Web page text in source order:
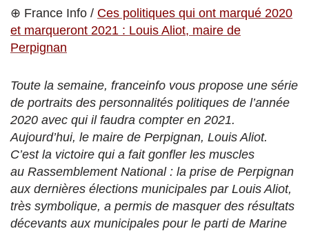
⊕ France Info / Ces politiques qui ont marqué 2020
et marqueront 2021 : Louis Aliot, maire de
Perpignan
Toute la semaine, franceinfo vous propose une série
de portraits des personnalités politiques de l’année
2020 avec qui il faudra compter en 2021.
Aujourd’hui, le maire de Perpignan, Louis Aliot.
C’est la victoire qui a fait gonfler les muscles
au Rassemblement National : la prise de Perpignan
aux dernières élections municipales par Louis Aliot,
très symbolique, a permis de masquer des résultats
décevants aux municipales pour le parti de Marine